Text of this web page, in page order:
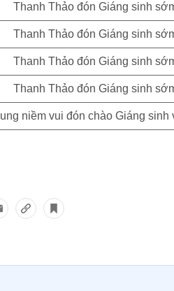
niềm vui đón chào Giáng sinh